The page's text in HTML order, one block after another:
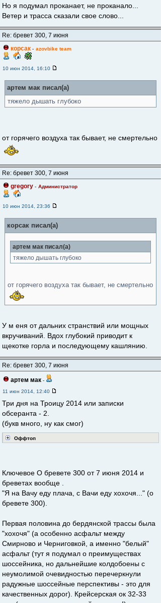
Но я подумал проканает, не проканало...
Ветер и трасса сказали свое слово...
Re: бревет 300, 7 июня
корсак - azovbike team
10 июн 2014, 16:10
артем мак писал(а)
тяжело дышать глубоко
от горячего воздуха так бывает, не смертельно
Re: бревет 300, 7 июня
gregory - Администратор
10 июн 2014, 23:36
корсак писал(а)
артем мак писал(а)
тяжело дышать глубоко
от горячего воздуха так бывает, не смертельно
У м еня от дальних странствий или мощных
вкручиваний. Вдох глубокий приводит к
щекотке горла и последующему кашлянию.
Re: бревет 300, 7 июня
артем мак -
11 июн 2014, 12:40
Три дня на Троицу 2014 или записки
обсеранта - 2.
(букв много, ну как смог)
Оффтоп
Ключевое О бревете 300 от 7 июня 2014 и
бреветах вообще .
"Я на Вачу еду плача, с Вачи еду хохочя..." (о
бревете 300).
Первая половина до бердянской трассы была
"хохочя" (а особенно асфальт между
Смирново и Черниговкой, а именно "белый"
асфальт (тут я подумал о преимуществах
шоссейника, но дальнейшие колдобоены с
неумолимой очевидностью перечеркнули
радужные шоссейные перспективы - это для
качественных дорог). Крейсерская ок 32-33